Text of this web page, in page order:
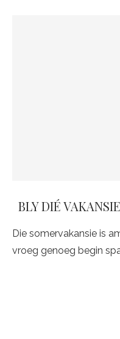
BLY DIÉ
Die somervakansie is
vroeg genoeg begin